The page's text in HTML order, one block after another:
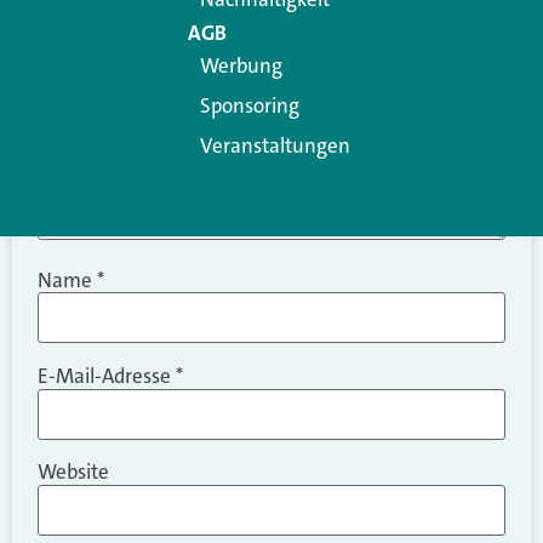
Name *
E-Mail-Adresse *
Website
AGB
Werbung
Sponsoring
Veranstaltungen